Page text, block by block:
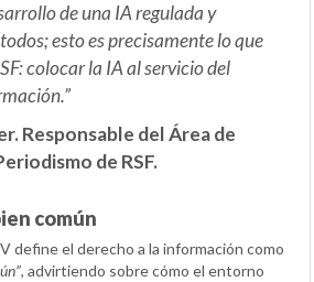
de una IA regulada y
esto es precisamente lo que
colocar la IA al servicio del
Responsable del Área de
de RSF.
común
define el derecho a la información como
, advirtiendo sobre cómo el entorno